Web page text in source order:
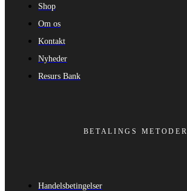
Shop
Om os
Kontakt
Nyheder
Resurs Bank
BETALINGS METODER
Handelsbetingelser